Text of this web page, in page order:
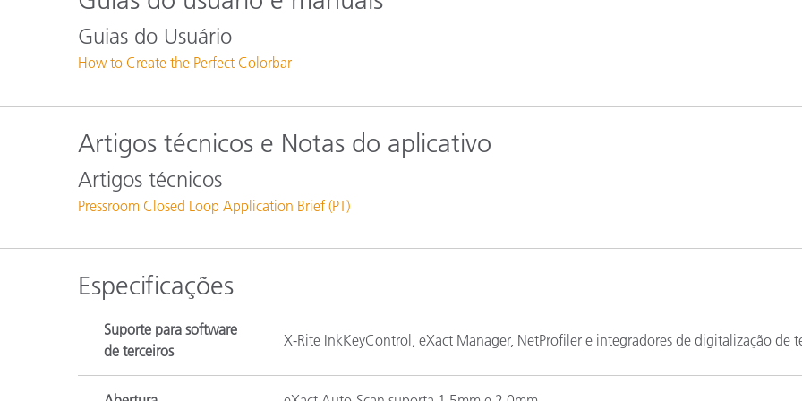
Guias do Usuário
How to Create the Perfect Colorbar
Artigos técnicos e Notas do aplicativo
Artigos técnicos
Pressroom Closed Loop Application Brief (PT)
Especificações
Suporte para software
de terceiros
X-Rite InkKeyControl, eXact Manager, NetProfiler e integradores de digitalização de